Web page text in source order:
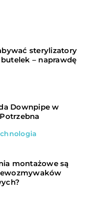
sterylizatory
– naprawdę
Downpipe w
montażowe są